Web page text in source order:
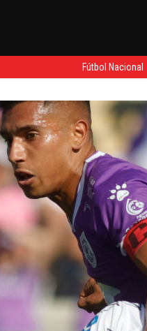
Fútbol Nacional